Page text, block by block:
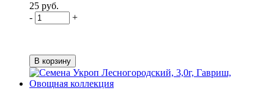
25 руб.
-
+